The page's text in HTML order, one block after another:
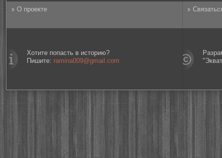
О проекте
Хотите попасть в историю?
Пишите: ramina009@gmail.com